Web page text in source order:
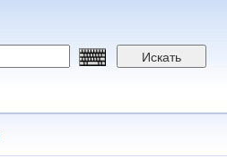
Искать